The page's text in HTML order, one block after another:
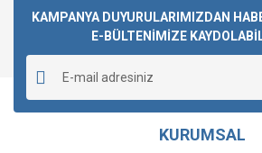
KAMPANYA DUYURULARIMIZDAN
E-BÜLTENİMİZE
KURUMSAL